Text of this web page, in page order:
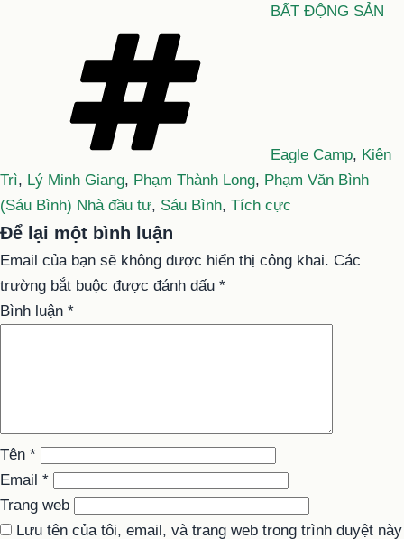
BẤT ĐỘNG SẢN
Eagle Camp, Kiên
Trì, Lý Minh Giang, Phạm Thành Long, Phạm Văn Bình
(Sáu Bình) Nhà đầu tư, Sáu Bình, Tích cực
Để lại một bình luận
Email của bạn sẽ không được hiển thị công khai. Các
trường bắt buộc được đánh dấu *
Bình luận *
Tên *
Email *
Trang web
Lưu tên của tôi, email, và trang web trong trình duyệt này